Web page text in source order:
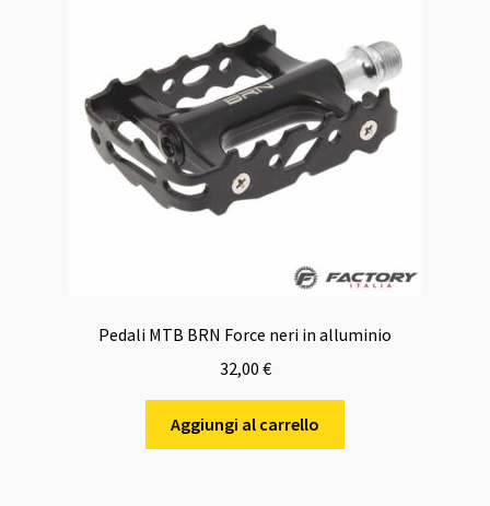
Pedali MTB BRN Force neri in alluminio
32,00 €
Aggiungi al carrello